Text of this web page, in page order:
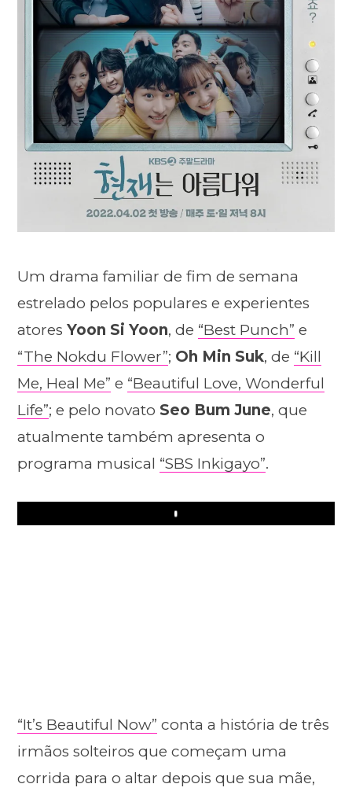
Um drama familiar de fim de semana
estrelado pelos populares e experientes
atores Yoon Si Yoon, de “Best Punch” e
“The Nokdu Flower”; Oh Min Suk, de “Kill
Me, Heal Me” e “Beautiful Love, Wonderful
Life”; e pelo novato Seo Bum June, que
atualmente também apresenta o
programa musical “SBS Inkigayo”.
Play
“It’s Beautiful Now” conta a história de três
irmãos solteiros que começam uma
corrida para o altar depois que sua mãe,